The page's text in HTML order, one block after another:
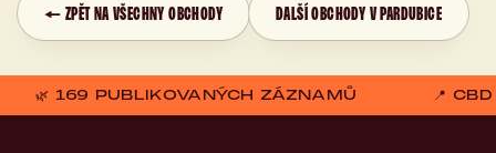
← ZPĚT NA VŠECHNY OBCHODY DALŠÍ OBCHODY V PARDUBICE
🌿 169 PUBLIKOVANÝCH ZÁZNAMŮ 📍